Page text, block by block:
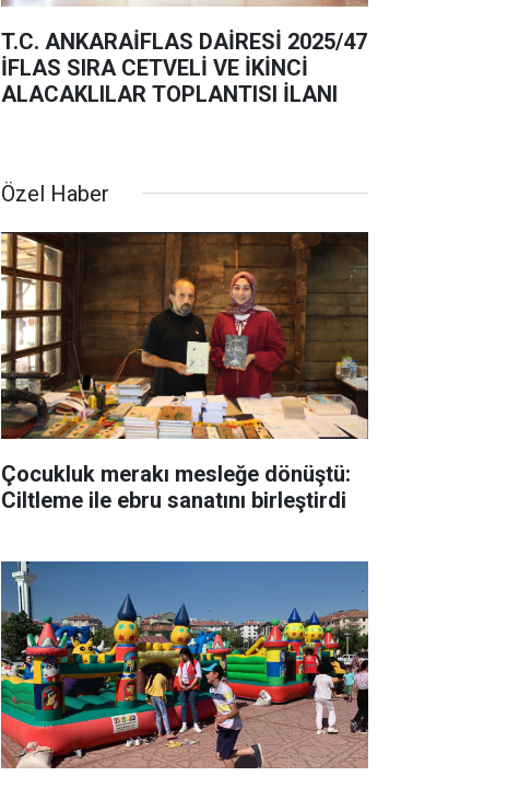
T.C. ANKARAİFLAS DAİRESİ 2025/47
İFLAS SIRA CETVELİ VE İKİNCİ
ALACAKLILAR TOPLANTISI İLANI
Özel Haber
Çocukluk merakı mesleğe dönüştü:
Ciltleme ile ebru sanatını birleştirdi